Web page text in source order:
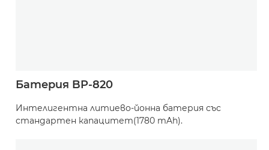
Батерия BP-820
Интелигентна литиево-йонна батерия със
стандартен капацитет(1780 mAh).